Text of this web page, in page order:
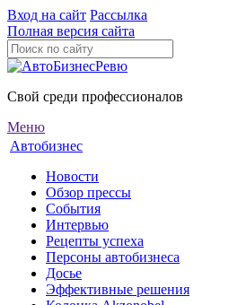
Вход на сайт Рассылка
Полная версия сайта
Свой среди профессионалов
Меню
Автобизнес
Новости
Обзор прессы
События
Интервью
Рецепты успеха
Персоны автобизнеса
Досье
Эффективные решения